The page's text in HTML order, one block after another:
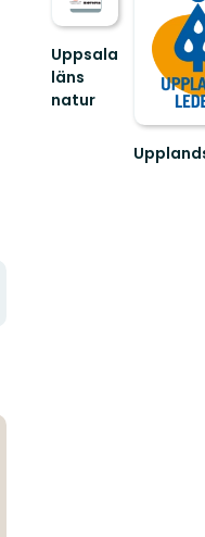
Uppsala
läns
natur
Välkommen